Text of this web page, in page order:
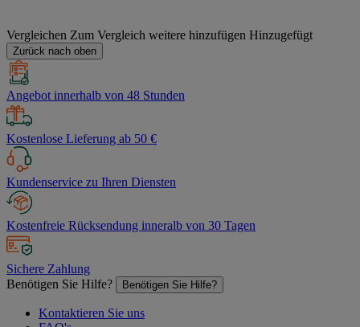
Vergleichen Zum Vergleich weitere hinzufügen Hinzugefügt
Zurück nach oben
Angebot innerhalb von 48 Stunden
Kostenlose Lieferung ab 50 €
Kundenservice zu Ihren Diensten
Kostenfreie Rücksendung inneralb von 30 Tagen
Sichere Zahlung
Benötigen Sie Hilfe?
Benötigen Sie Hilfe?
Kontaktieren Sie uns